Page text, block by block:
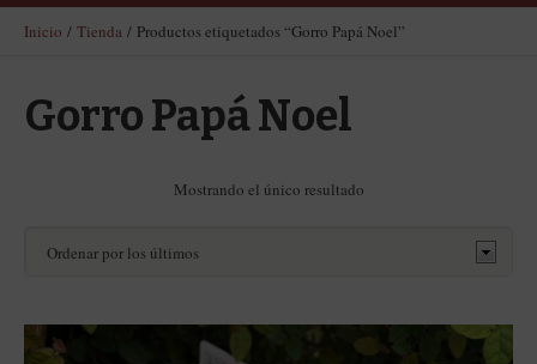
Inicio / Tienda / Productos etiquetados “Gorro Papá Noel”
Gorro Papá Noel
Mostrando el único resultado